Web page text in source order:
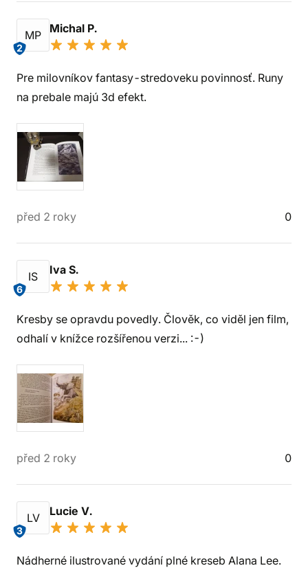
MP
2
Michal P.
Pre milovníkov fantasy-stredoveku povinnosť. Runy
na prebale majú 3d efekt.
před 2 roky 0
IS
6
Iva S.
Kresby se opravdu povedly. Člověk, co viděl jen film,
odhalí v knížce rozšířenou verzi... :-)
před 2 roky 0
LV
3
Lucie V.
Nádherné ilustrované vydání plné kreseb Alana Lee.